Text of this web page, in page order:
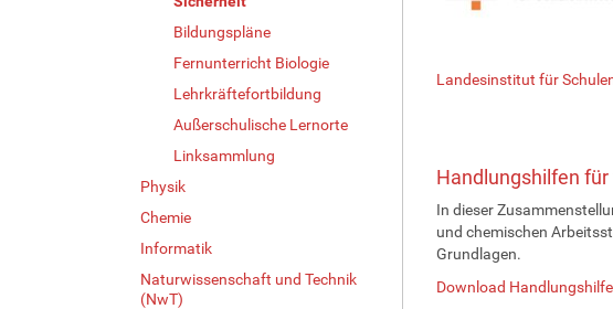
Bildungspläne
Fernunterricht Biologie
Lehrkräftefortbildung
Außerschulische Lernorte
Linksammlung
Physik
Chemie
Informatik
Naturwissenschaft und Technik
(NwT)
Landesinstitut für
Handlungshilfen
In dieser
und chemischen
Grundlagen.
Download